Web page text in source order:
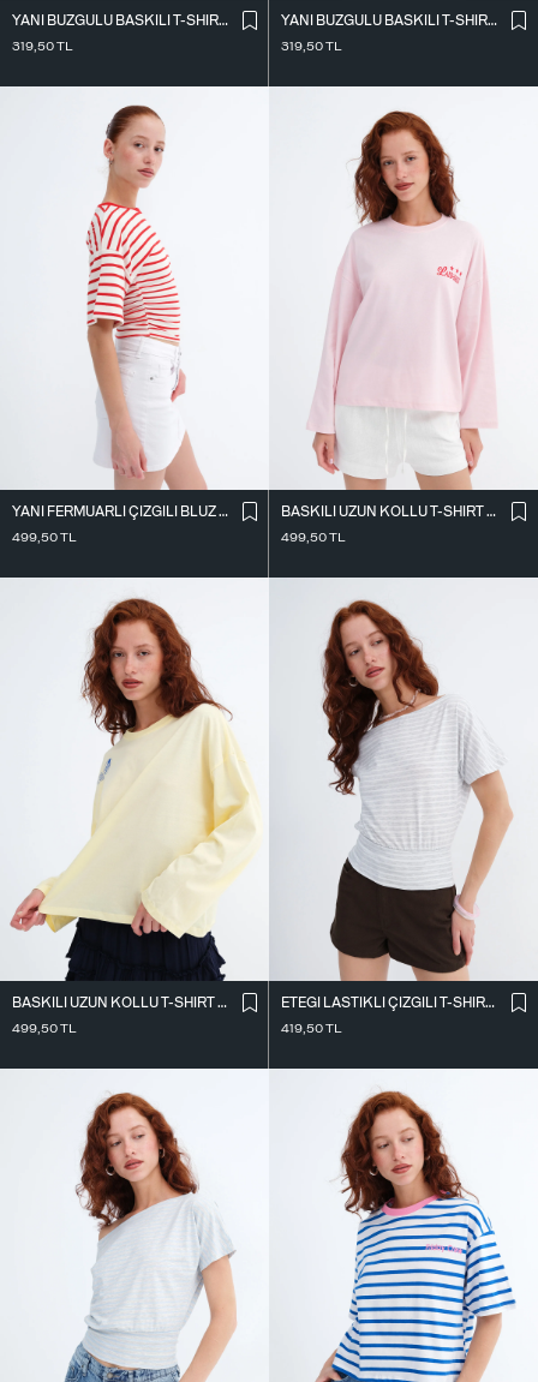
YANI BÜZGÜLÜ BASKILI T-SHIRT P9043
319,50TL
YANI BÜZGÜLÜ BASKILI T-SHIRT P9043
319,50TL
YANI FERMUARLI ÇIZGILI BLUZ P261129
499,50TL
BASKILI UZUN KOLLU T-SHIRT P10735
499,50TL
BASKILI UZUN KOLLU T-SHIRT P10734
499,50TL
ETEĞI LASTIKLI ÇIZGILI T-SHIRT P10733
419,50TL